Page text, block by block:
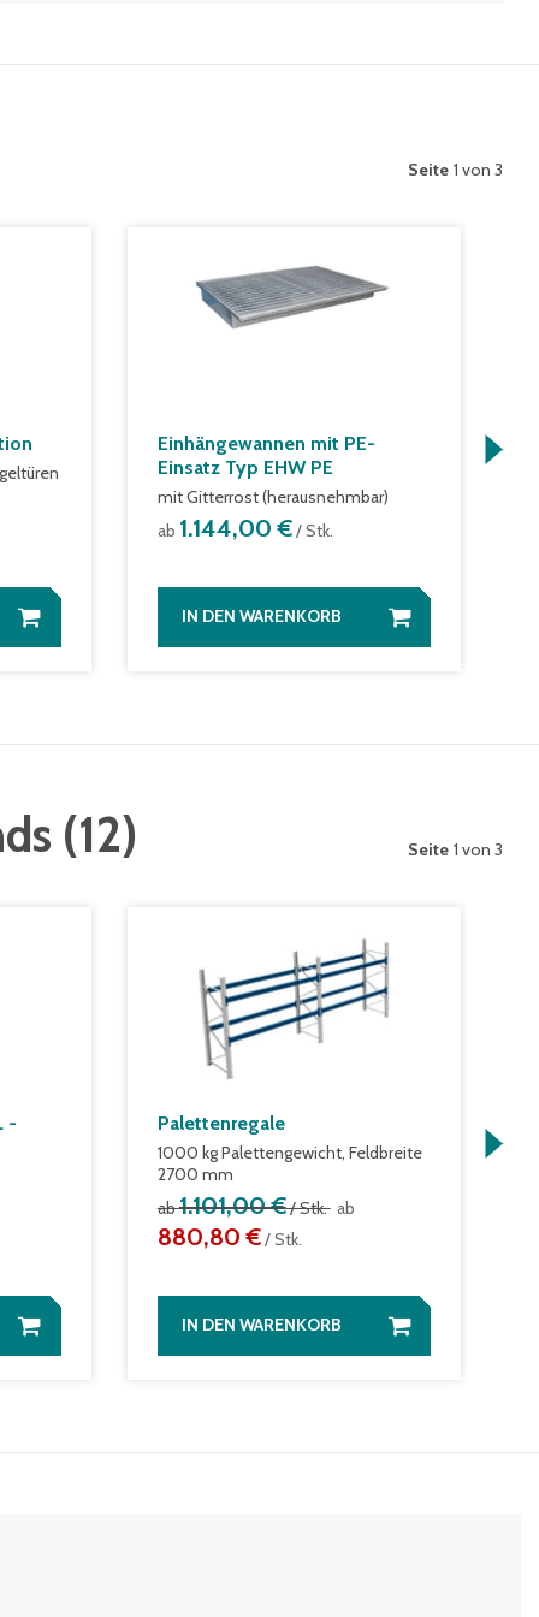
Seite 1 von 3
Einhängewannen mit PE-
Einsatz Typ EHW PE
mit Gitterrost (herausnehmbar)
ab 1.144,00 €/ Stk.
IN DEN WARENKORB
(12) Seite 1 von 3
- Palettenregale
1000 kg Palettengewicht, Feldbreite
2700 mm
ab1.101,00 €/ Stk. ab
880,80 €/ Stk.
IN DEN WARENKORB